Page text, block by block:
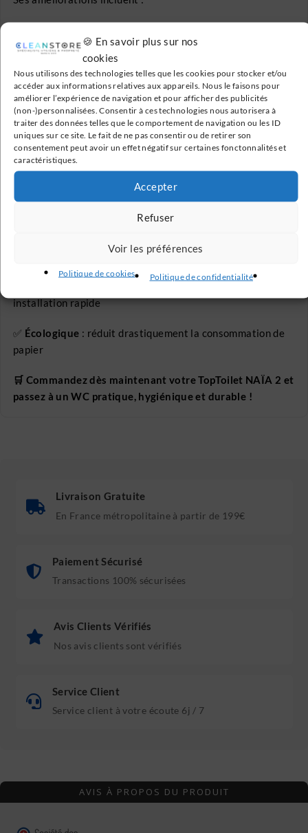
🍪 En savoir plus sur nos
cookies
Nous utilisons des technologies telles que les cookies pour stocker et/ou
accéder aux informations relatives aux appareils. Nous le faisons pour
améliorer l’expérience de navigation et pour afficher des publicités
(non-)personnalisées. Consentir à ces technologies nous autorisera à
traiter des données telles que le comportement de navigation ou les ID
uniques sur ce site. Le fait de ne pas consentir ou de retirer son
consentement peut avoir un effet négatif sur certaines fonctonnalités et
caractéristiques.
Accepter
Refuser
Voir les préférences
Politique de cookies Politique de confidentialité
Paroi du siège doublée pour une solidité renforcée
Descente amortie plus douce
Flexible d’alimentation à connexion rapide
Robinet trois voies métal quart de tour
Boulons de fixation expansifs en caoutchoucpour plus
de stabilité
Esthétique améliorée
🔧 Garantie 2 ans – Retour atelier
Pourquoi choisir un WC japonais
Hygiène naturelle: lavage à l’eau, sans électricité
installation rapide
✅ Écologique : réduit drastiquement la consommation de
papier
🛒 Commandez dès maintenant votre TopToilet NAÏA 2 et
passez à un WC pratique, hygiénique et durable !
Livraison Gratuite
En France métropolitaine à partir de 199€
Paiement Sécurisé
Transactions 100% sécurisées
Avis Clients Vérifiés
Nos avis clients sont vérifiés
Service Client
Service client à votre écoute 6j / 7
AVIS À PROPOS DU PRODUIT